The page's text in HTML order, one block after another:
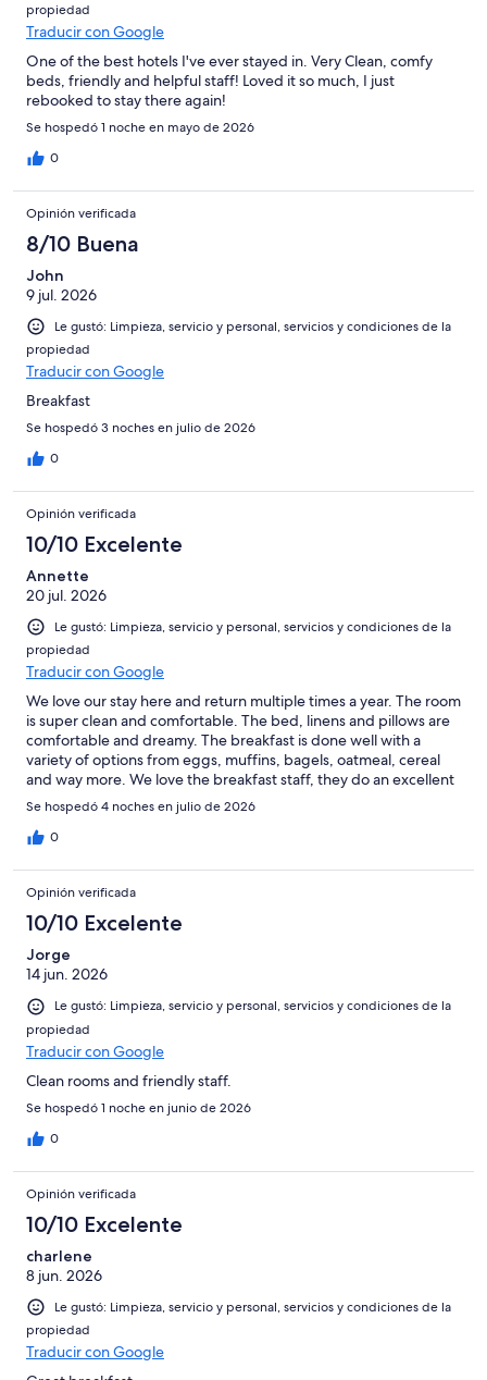
propiedad
Traducir con Google
One of the best hotels I've ever stayed in. Very Clean, comfy
beds, friendly and helpful staff! Loved it so much, I just
rebooked to stay there again!
Se hospedó 1 noche en mayo de 2026
0
Opinión verificada
8/10 Buena
John
9 jul. 2026
Le gustó: Limpieza, servicio y personal, servicios y condiciones de la
propiedad
Traducir con Google
Breakfast
Se hospedó 3 noches en julio de 2026
0
Opinión verificada
10/10 Excelente
Annette
20 jul. 2026
Le gustó: Limpieza, servicio y personal, servicios y condiciones de la
propiedad
Traducir con Google
We love our stay here and return multiple times a year. The room
is super clean and comfortable. The bed, linens and pillows are
comfortable and dreamy. The breakfast is done well with a
variety of options from eggs, muffins, bagels, oatmeal, cereal
and way more. We love the breakfast staff, they do an excellent
job with the food and hospitality. Five star for us!
Se hospedó 4 noches en julio de 2026
0
Opinión verificada
10/10 Excelente
Jorge
14 jun. 2026
Le gustó: Limpieza, servicio y personal, servicios y condiciones de la
propiedad
Traducir con Google
Clean rooms and friendly staff.
Se hospedó 1 noche en junio de 2026
0
Opinión verificada
10/10 Excelente
charlene
8 jun. 2026
Le gustó: Limpieza, servicio y personal, servicios y condiciones de la
propiedad
Traducir con Google